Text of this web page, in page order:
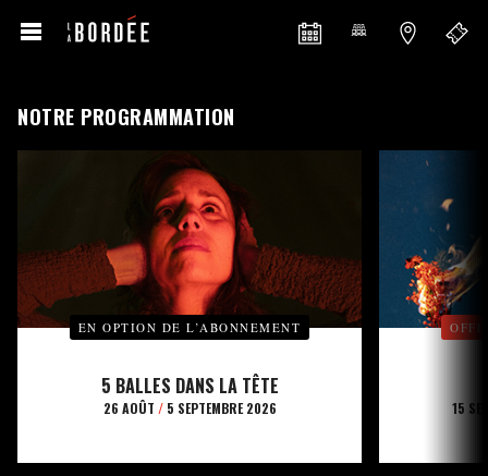
NOTRE PROGRAMMATION
EN OPTION DE L’ABONNEMENT
5 BALLES DANS LA TÊTE
26 AOÛT /5 SEPTEMBRE 2026 15